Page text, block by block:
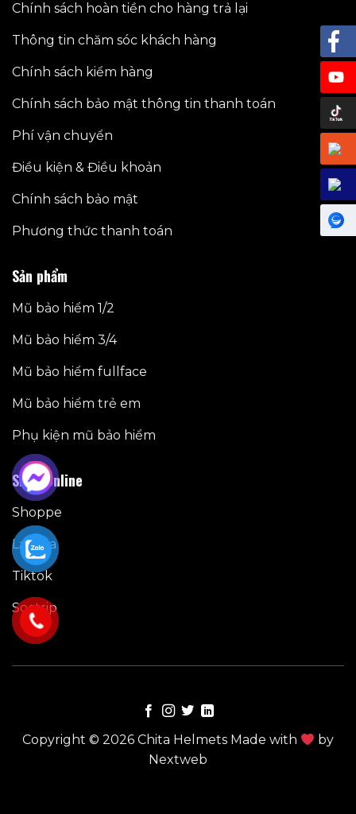
Chính sách hoàn tiền cho hàng trả lại
Thông tin chăm sóc khách hàng
Chính sách kiểm hàng
Chính sách bảo mật thông tin thanh toán
Phí vận chuyển
Điều kiện & Điều khoản
Chính sách bảo mật
Phương thức thanh toán
Sản phẩm
Mũ bảo hiểm 1/2
Mũ bảo hiểm 3/4
Mũ bảo hiểm fullface
Mũ bảo hiểm trẻ em
Phụ kiện mũ bảo hiểm
Shop Online
Shoppe
Lazada
Tiktok
Soctrip
Copyright © 2026 Chita Helmets Made with
by
Nextweb